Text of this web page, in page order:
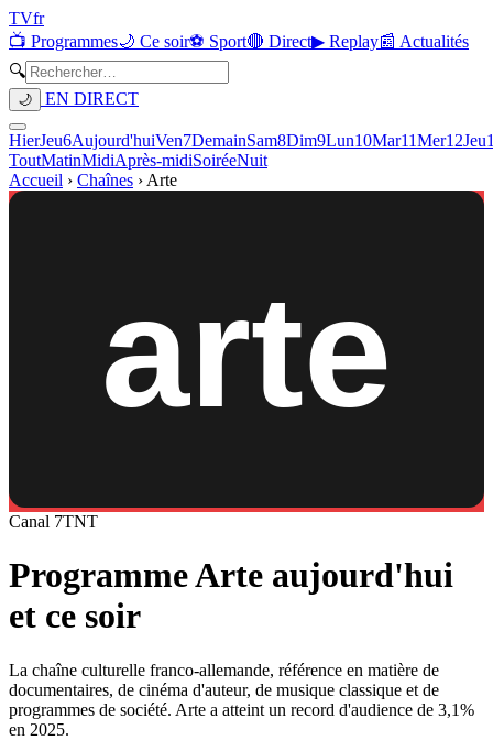
TVfr
📺 Programmes🌙 Ce soir⚽ Sport🔴 Direct▶ Replay📰 Actualités
🔍
🌙 EN DIRECT
HierJeu6Aujourd'huiVen7DemainSam8Dim9Lun10Mar11Mer12Jeu
ToutMatinMidiAprès-midiSoiréeNuit
Accueil › Chaînes › Arte
Canal 7TNT
ProgrammeArte aujourd'hui
et ce soir
La chaîne culturelle franco-allemande, référence en matière de
documentaires, de cinéma d'auteur, de musique classique et de
programmes de société. Arte a atteint un record d'audience de 3,1%
en 2025.